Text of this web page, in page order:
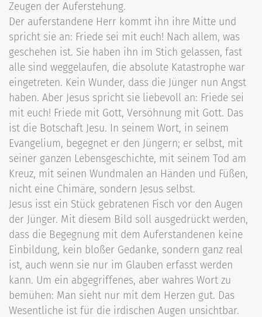
Zeugen der Auferstehung.
Der auferstandene Herr kommt ihn ihre Mitte und
spricht sie an: Friede sei mit euch! Nach allem, was
geschehen ist. Sie haben ihn im Stich gelassen, fast
alle sind weggelaufen, die absolute Katastrophe war
eingetreten. Kein Wunder, dass die Jünger nun Angst
haben. Aber Jesus spricht sie liebevoll an: Friede sei
mit euch! Friede mit Gott, Versöhnung mit Gott. Das
ist die Botschaft Jesu. In seinem Wort, in seinem
Evangelium, begegnet er den Jüngern; er selbst, mit
seiner ganzen Lebensgeschichte, mit seinem Tod am
Kreuz, mit seinen Wundmalen an Händen und Füßen,
nicht eine Chimäre, sondern Jesus selbst.
Jesus isst ein Stück gebratenen Fisch vor den Augen
der Jünger. Mit diesem Bild soll ausgedrückt werden,
dass die Begegnung mit dem Auferstandenen keine
Einbildung, kein bloßer Gedanke, sondern ganz real
ist, auch wenn sie nur im Glauben erfasst werden
kann. Um ein abgegriffenes, aber wahres Wort zu
bemühen: Man sieht nur mit dem Herzen gut. Das
Wesentliche ist für die irdischen Augen unsichtbar.